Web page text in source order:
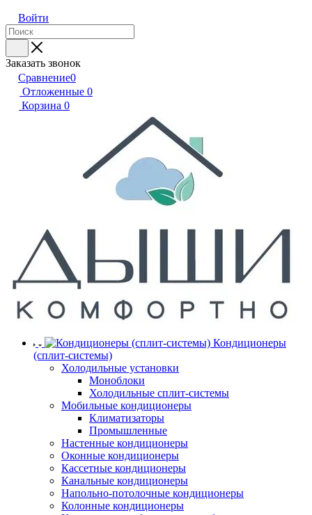
Войти
Заказать звонок
Сравнение0
Отложенные 0
Корзина 0
Кондиционеры
(сплит-системы)
Холодильные установки
Моноблоки
Холодильные сплит-системы
Мобильные кондиционеры
Климатизаторы
Промышленные
Настенные кондиционеры
Оконные кондиционеры
Кассетные кондиционеры
Канальные кондиционеры
Напольно-потолочные кондиционеры
Колонные кондиционеры